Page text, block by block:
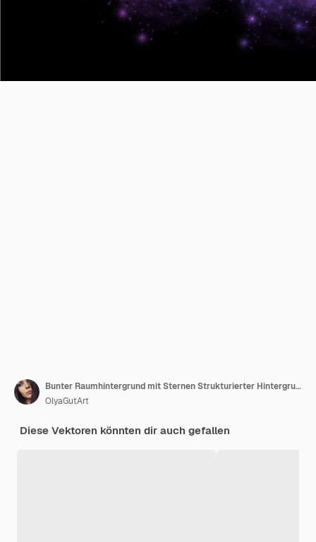
Bunter Raumhintergrund mit Sternen Strukturierter Hintergrund des abstrakten Universums
OlyaGutArt
Diese Vektoren könnten dir auch gefallen